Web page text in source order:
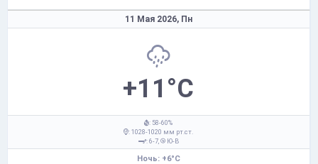
11 Мая 2026, Пн
+11°C
: 58-60%
: 1028-1020 мм рт.ст.
: 6-7,
Ю-В
Ночь: +6°C